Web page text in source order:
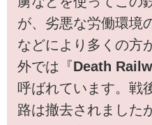
が、劣悪な労働環境
などにより多くの方
外では『Death
呼ばれています。戦
路は撤去されました